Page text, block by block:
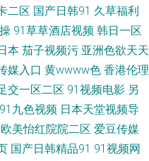
香焦 99国产福利导航 欧美三区视
影 午夜福利合集国产一区 日韩欧
品九一九九 探花传媒在线 91深夜
三区 91秀秀 久久国产精品黄毛片
二区 国产日韩91 久草福利
91草草酒店视频 韩日一区
本 茄子视频污 亚洲色欲天天
媒入口 黄wwww色 香港伦理
交一区二区 91视频电影 另
91九色视频 日本天堂视频导
欧美怡红院院二区 爱豆传媒
国产日韩精品91 91视频网